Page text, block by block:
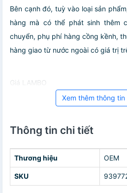
Bên cạnh đó, tuỳ vào loại sản
hàng mà có thể phát sinh thêm
chuyển, phụ phí hàng cồng kềnh,
hàng giao từ nước ngoài có giá trị
Giá LAMBO
Xem thêm thông tin
Thông tin chi tiết
Thương hiệu OEM
SKU